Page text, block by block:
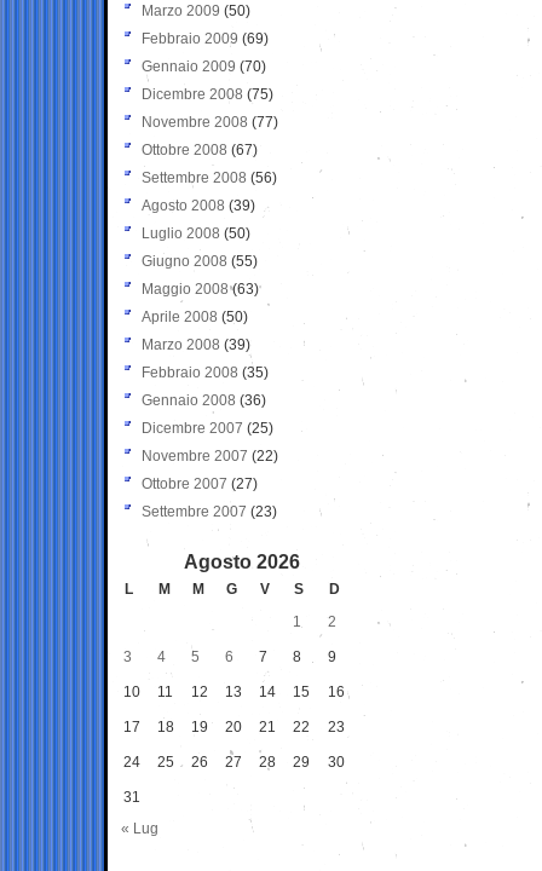
Marzo 2009 (50)
Febbraio 2009 (69)
Gennaio 2009 (70)
Dicembre 2008 (75)
Novembre 2008 (77)
Ottobre 2008 (67)
Settembre 2008 (56)
Agosto 2008 (39)
Luglio 2008 (50)
Giugno 2008 (55)
Maggio 2008(63)
Aprile 2008 (50)
Marzo 2008 (39)
Febbraio 2008 (35)
Gennaio 2008 (36)
Dicembre 2007 (25)
Novembre 2007 (22)
Ottobre 2007 (27)
Settembre 2007 (23)
Agosto 2026
L M M G V S
D
1
2
3 4 5 6 7 8 9
10 11 12 13 14 15 16
17 18 19 20 21 22 23
24 25 26 27 28 29 30
31
« Lug